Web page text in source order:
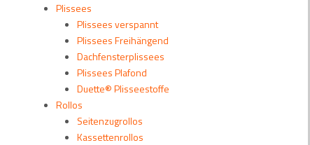
Plissees
Plissees verspannt
Plissees Freihängend
Dachfensterplissees
Plissees Plafond
Duette® Plisseestoffe
Rollos
Seitenzugrollos
Kassettenrollos